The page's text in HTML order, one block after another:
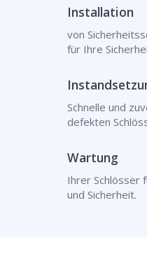
Installation
von
für Ihre
Schnelle und
defekten
Wartung
Ihrer Schlösser
und Sicherheit.